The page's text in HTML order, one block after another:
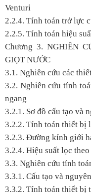
Venturi
2.2.4. Tính toán trở lực
2.2.5. Tính toán hiệu
Chương 3. NGHIÊN
GIỌT NƯỚC
3.1. Nghiên cứu các
3.2. Nghiên cứu tính
ngang
3.2.1. Sơ đồ cấu tạo và
3.2.2. Tính toán thiết bị
3.2.3. Đường kính giới
3.2.4. Hiệu suất lọc
3.3. Nghiên cứu tính
3.3.1. Cấu tạo và
3.3.2. Tính toán thiết bị